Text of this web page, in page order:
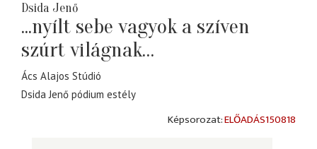
Dsida Jenő
...nyílt sebe vagyok a szíven
szúrt világnak…
Ács Alajos Stúdió
Dsida Jenő pódium estély
ELŐADÁS150818